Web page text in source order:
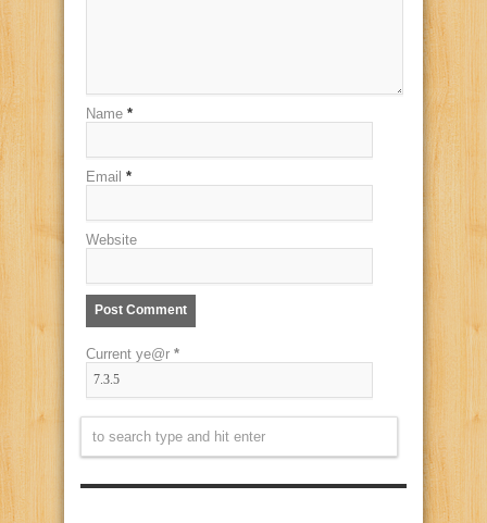
Name *
Email *
Website
Current ye@r *